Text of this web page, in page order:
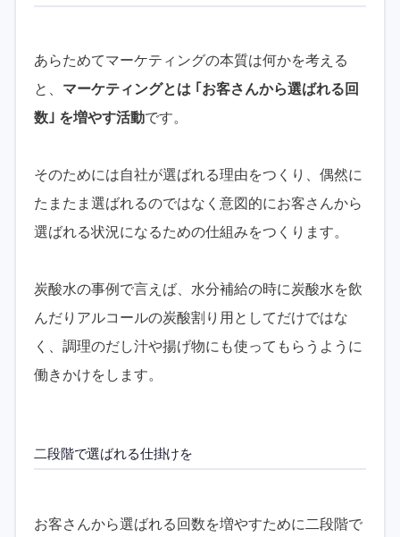
あらためてマーケティングの本質は何かを考える
と、 マーケティングとは ｢お客さんから選ばれる回
数｣ を増やす活動です。
そのためには自社が選ばれる理由をつくり、偶然に
たまたま選ばれるのではなく意図的にお客さんから
選ばれる状況になるための仕組みをつくります。
炭酸水の事例で言えば、水分補給の時に炭酸水を飲
んだりアルコールの炭酸割り用としてだけではな
く、調理のだし汁や揚げ物にも使ってもらうように
働きかけをします。
二段階で選ばれる仕掛けを
お客さんから選ばれる回数を増やすために二段階で